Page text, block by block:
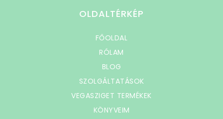
OLDALTÉRKÉP
FŐOLDAL
RÓLAM
BLOG
SZOLGÁLTATÁSOK
VEGASZIGET TERMÉKEK
KÖNYVEIM